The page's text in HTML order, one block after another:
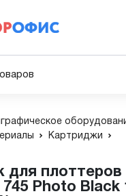
Картриджи
Photo Black